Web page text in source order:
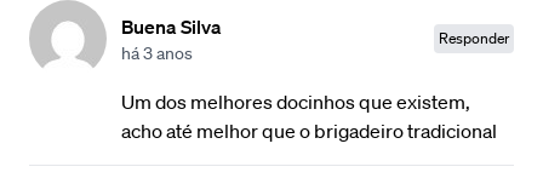
Buena Silva
há 3 anos
Responder
Um dos melhores docinhos que existem,
acho até melhor que o brigadeiro tradicional